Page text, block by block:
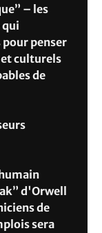
– les
qui
pour penser
culturels
de
d'Orwell
de
sera